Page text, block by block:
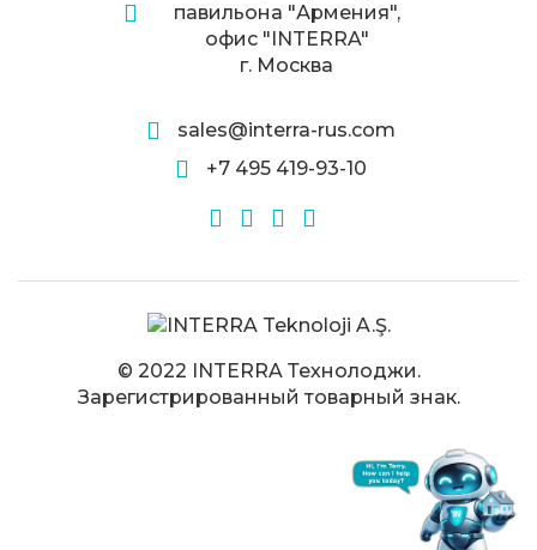
павильона "Армения",
офис "INTERRA"
г. Москва
sales@interra-rus.com
+7 495 419-93-10
© 2022 INTERRA Технолоджи.
Зарегистрированный товарный знак.